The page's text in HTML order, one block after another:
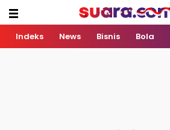
Indeks News Bisnis Bola